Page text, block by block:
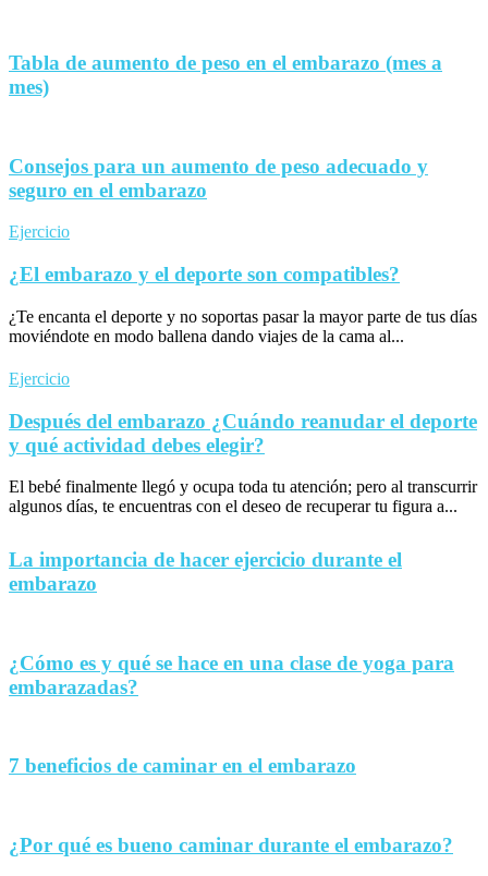
Tabla de aumento de peso en el embarazo (mes a
mes)
Consejos para un aumento de peso adecuado y
seguro en el embarazo
Ejercicio
¿El embarazo y el deporte son compatibles?
¿Te encanta el deporte y no soportas pasar la mayor parte de tus días
moviéndote en modo ballena dando viajes de la cama al...
Ejercicio
Después del embarazo ¿Cuándo reanudar el deporte
y qué actividad debes elegir?
El bebé finalmente llegó y ocupa toda tu atención; pero al transcurrir
algunos días, te encuentras con el deseo de recuperar tu figura a...
La importancia de hacer ejercicio durante el
embarazo
¿Cómo es y qué se hace en una clase de yoga para
embarazadas?
7 beneficios de caminar en el embarazo
¿Por qué es bueno caminar durante el embarazo?